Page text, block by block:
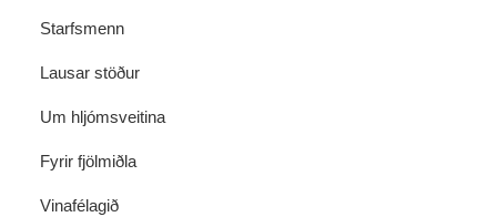
Starfsmenn
Lausar stöður
Um hljómsveitina
Fyrir fjölmiðla
Vinafélagið